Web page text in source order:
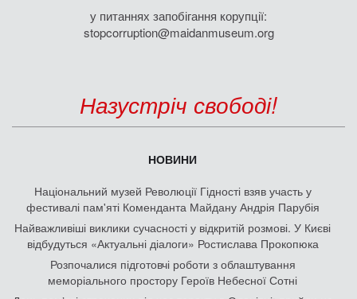
у питаннях запобігання корупції:
stopcorruption@maidanmuseum.org
Назустріч свободі!
НОВИНИ
Національний музей Революції Гідності взяв участь у
фестивалі пам'яті Коменданта Майдану Андрія Парубія
Найважливіші виклики сучасності у відкритій розмові. У Києві
відбудуться «Актуальні діалоги» Ростислава Прокопюка
Розпочалися підготовчі роботи з облаштування
меморіального простору Героїв Небесної Сотні